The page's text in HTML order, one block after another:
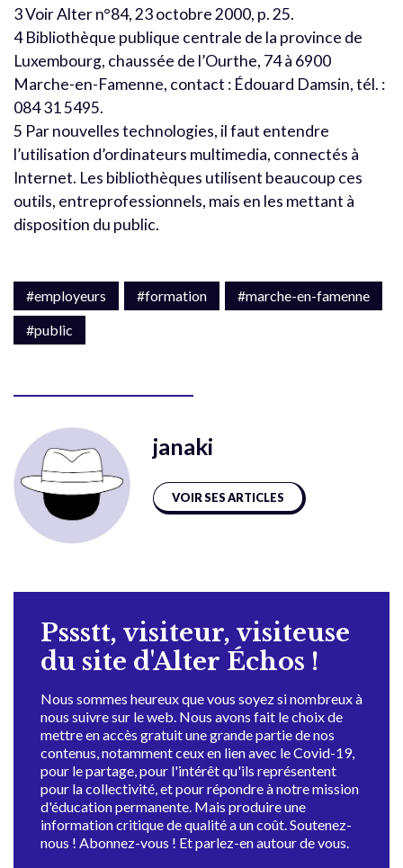
3 Voir Alter n°84, 23 octobre 2000, p. 25.
4 Bibliothèque publique centrale de la province de
Luxembourg, chaussée de l’Ourthe, 74 à 6900
Marche-en-Famenne, contact : Édouard Damsin, tél. :
084 31 5495.
5 Par nouvelles technologies, il faut entendre
l’utilisation d’ordinateurs multimedia, connectés à
Internet. Les bibliothèques utilisent beaucoup ces
outils, entreprofessionnels, mais en les mettant à
disposition du public.
#employeurs #formation
#marche-en-famenne
#public
janaki
VOIR SES ARTICLES
Pssstt, visiteur, visiteuse
du site d'Alter Échos !
Nous sommes heureux que vous soyez si nombreux à
nous suivre sur le web. Nous avons fait le choix de
mettre en accès gratuit une grande partie de nos
contenus, notamment ceux en lien avec le Covid-19,
pour le partage, pour l'intérêt qu'ils représentent
pour la collectivité, et pour répondre à notre mission
d'éducation permanente. Mais produire une
information critique de qualité a un coût. Soutenez-
nous ! Abonnez-vous ! Et parlez-en autour de vous.